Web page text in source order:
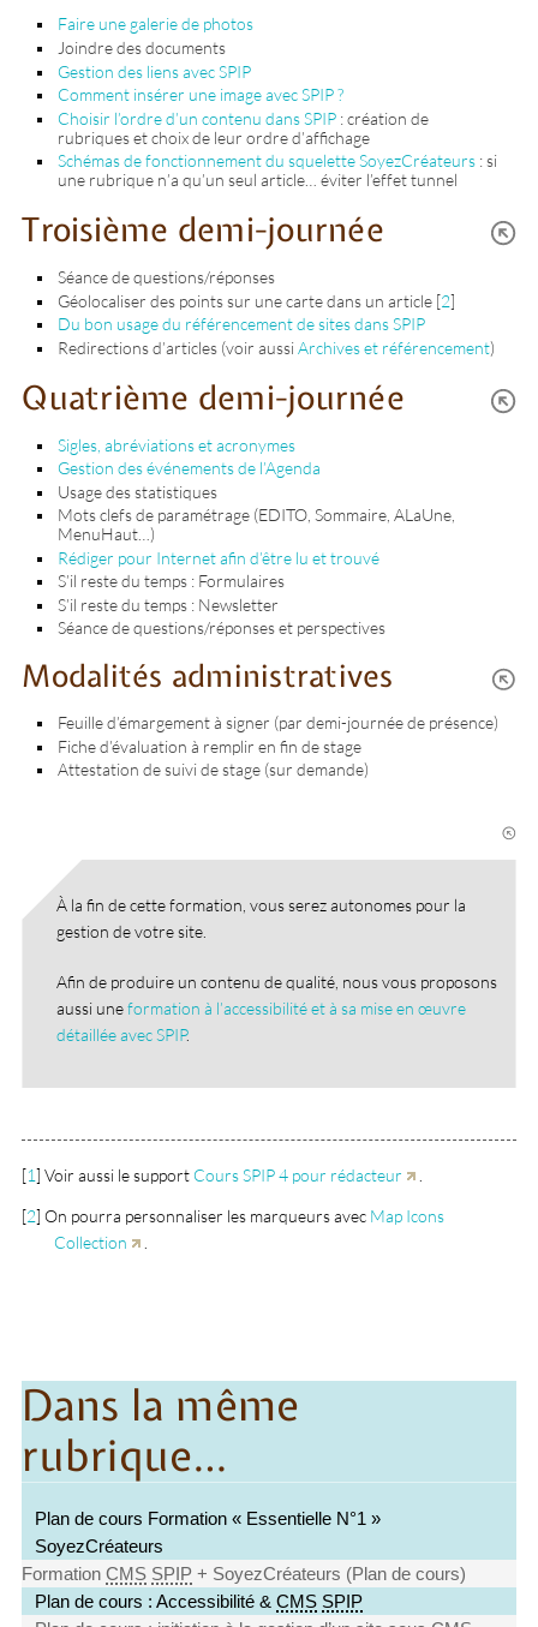
Faire une galerie de photos
Joindre des documents
Gestion des liens avec SPIP
Comment insérer une image avec SPIP ?
Choisir l’ordre d’un contenu dans SPIP : création de
rubriques et choix de leur ordre d’affichage
Schémas de fonctionnement du squelette SoyezCréateurs : si
une rubrique n’a qu’un seul article… éviter l’effet tunnel
Troisième demi-journée
Séance de questions/réponses
Géolocaliser des points sur une carte dans un article [2]
Du bon usage du référencement de sites dans SPIP
Redirections d’articles (voir aussiArchives et référencement)
Quatrième demi-journée
Sigles, abréviations et acronymes
Gestion des événements de l’Agenda
Usage des statistiques
Mots clefs de paramétrage (EDITO, Sommaire, ALaUne,
MenuHaut…)
Rédiger pour Internet afin d’être lu et trouvé
S’il reste du temps : Formulaires
S’il reste du temps : Newsletter
Séance de questions/réponses et perspectives
Modalités administratives
Feuille d’émargement à signer (par demi-journée de présence)
Fiche d’évaluation à remplir en fin de stage
Attestation de suivi de stage (sur demande)
À la fin de cette formation, vous serez autonomes pour la
gestion de votre site.
Afin de produire un contenu de qualité, nous vous proposons
aussi uneformation à l’accessibilité et à sa mise en œuvre
détaillée avec SPIP.
[1]Voir aussi le support Cours SPIP 4 pour rédacteur
[2]On pourra personnaliser les marqueurs avec Map Icons
Collection
Dans la même
rubrique…
Plan de cours Formation « Essentielle N°1 »
SoyezCréateurs
FormationCMS SPIP + SoyezCréateurs (Plan de cours)
Plan de cours : Accessibilité &CMS SPIP